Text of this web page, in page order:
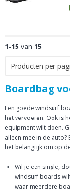
1-15 van 15
Producten per
Boardbag
Een goede windsurf
het vervoeren. Ook is
equipment wilt doen.
alleen mee in de
het belangrijk om op
Wil je een single,
windsurf boards
waar meerdere